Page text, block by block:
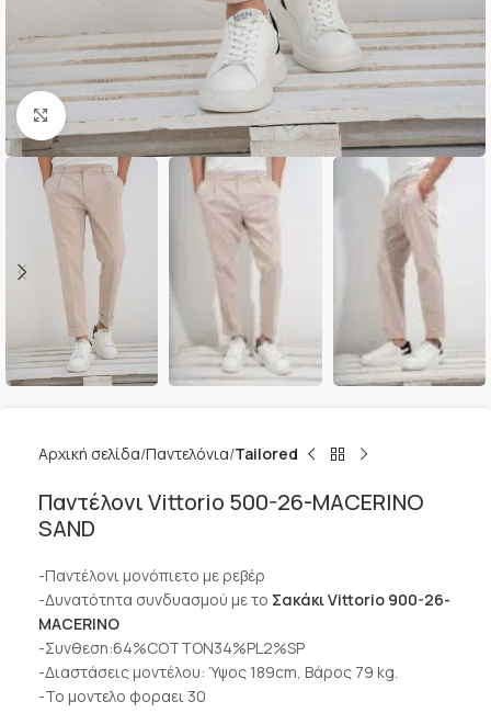
Κλικ για μεγέθυνση
Αρχική σελίδα Παντελόνια Tailored
Παντέλονι Vittorio 500-26-MACERINO
SAND
-Παντέλονι μονόπιετο με ρεβέρ
-Δυνατότητα συνδυασμού με το Σακάκι Vittorio 900-26-
MACERINO
-Συνθεση:64%COTTON34%PL2%SP
-Διαστάσεις μοντέλου: Ύψος 189cm, Βάρος 79 kg.
-Το μοντελο φοραει 30